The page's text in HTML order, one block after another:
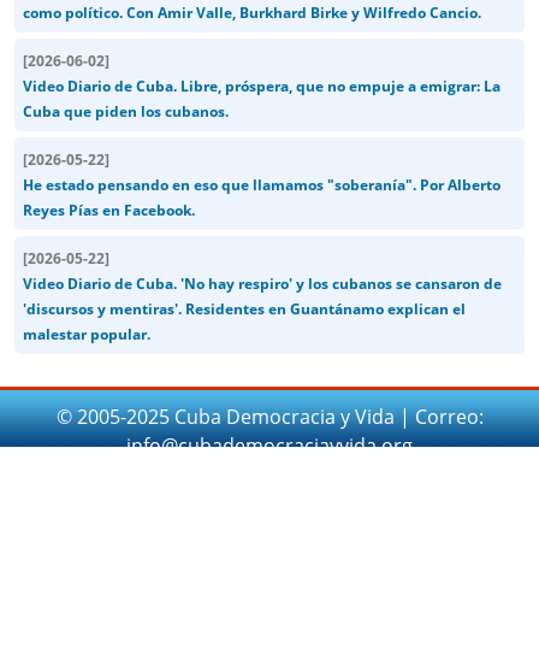
como político. Con Amir Valle, Burkhard Birke y Wilfredo Cancio.
[2026-06-02]
Video Diario de Cuba. Libre, próspera, que no empuje a emigrar: La
Cuba que piden los cubanos.
[2026-05-22]
He estado pensando en eso que llamamos "soberanía". Por Alberto
Reyes Pías en Facebook.
[2026-05-22]
Video Diario de Cuba. 'No hay respiro' y los cubanos se cansaron de
'discursos y mentiras'. Residentes en Guantánamo explican el
malestar popular.
© 2005-2025 Cuba Democracia y Vida | Correo:
info@cubademocraciayvida.org